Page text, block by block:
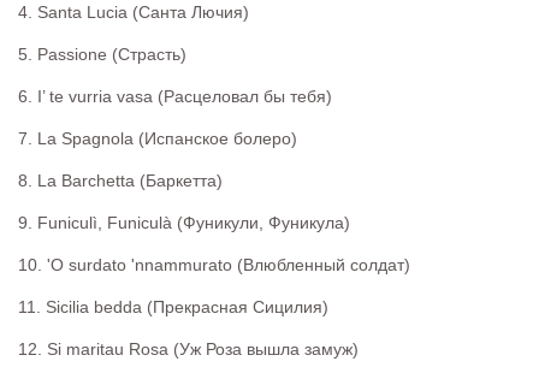
4. Santa Lucia (Санта Лючия)
5. Passione (Страсть)
6. I’ te vurria vasa (Расцеловал бы тебя)
7. La Spagnola (Испанское болеро)
8. La Barchetta (Баркетта)
9. Funiculì, Funiculà (Фуникули, Фуникула)
10. 'O surdato 'nnammurato (Влюбленный солдат)
11. Sicilia bedda (Прекрасная Сицилия)
12. Si maritau Rosa (Уж Роза вышла замуж)